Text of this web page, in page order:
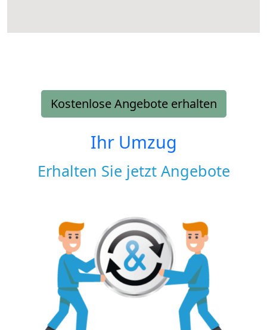
Kostenlose Angebote erhalten
Ihr Umzug
Erhalten Sie jetzt Angebote